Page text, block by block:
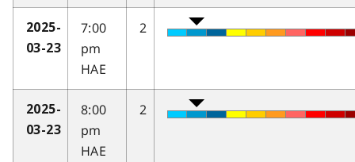
2025-
03-23
7:00
pm
HAE
2
2025-
03-23
8:00
pm
HAE
2